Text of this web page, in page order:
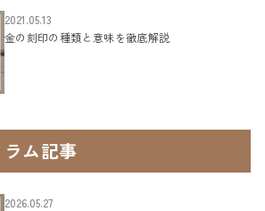
2021.05.13
金の刻印の種類と意味を徹底解説
ム記事
2026.05.27